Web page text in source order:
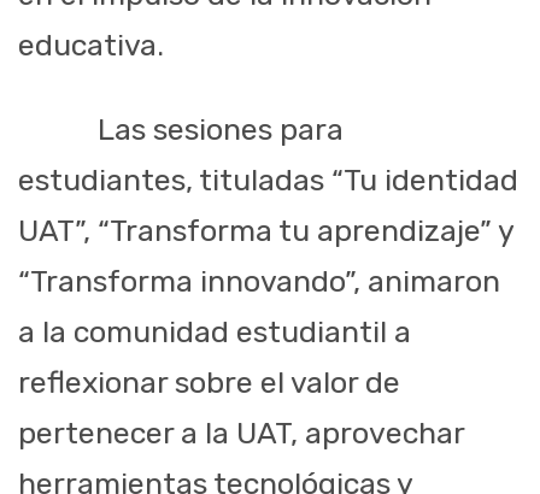
educativa.
Las sesiones para
estudiantes, tituladas “Tu identidad
UAT”, “Transforma tu aprendizaje” y
“Transforma innovando”, animaron
a la comunidad estudiantil a
reflexionar sobre el valor de
pertenecer a la UAT, aprovechar
herramientas tecnológicas y